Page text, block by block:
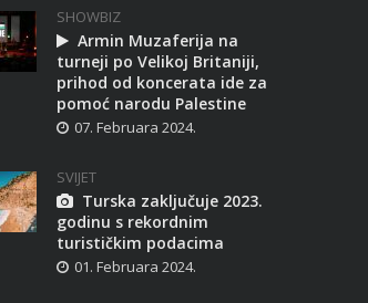
SHOWBIZ
Armin Muzaferija na
turneji po Velikoj Britaniji,
prihod od koncerata ide za
pomoć narodu Palestine
07. Februara 2024.
SVIJET
Turska zaključuje 2023.
godinu s rekordnim
turističkim podacima
01. Februara 2024.